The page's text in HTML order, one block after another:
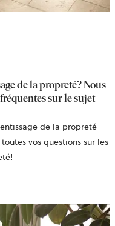
de la propreté? Nous
sur le sujet
de la propreté
vos questions sur les